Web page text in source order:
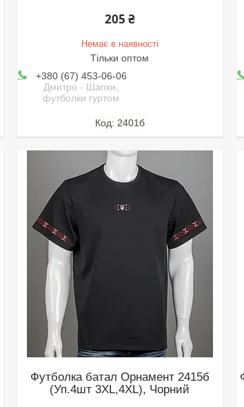
205 ₴
Немає в наявності
Тільки оптом
+380 (67) 453-06-06
Дмитро - Шапки,
футболки гуртом
2401б
Футболка батал Орнамент 2415б
(Уп.4шт 3XL,4XL), Чорний